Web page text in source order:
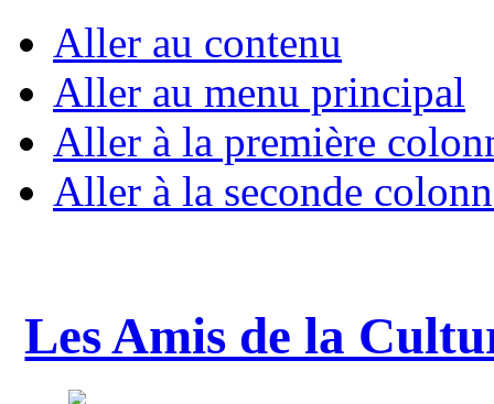
Aller au contenu
Aller au menu principal
Aller à la première
Aller à la seconde
Les Amis de la